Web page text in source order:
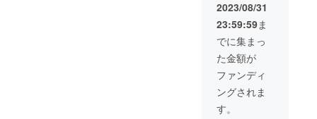
量(30
粒〜60
粒)など
・追加
の土壌
改良剤
・メー
カー：
武田農
を行
程等の
調整を
行いま
す。 ・
宮崎県
串間市
までの
品に表
記され
ます。
い、(土
地柄・
気候等
の関係
で作れ
ない野
菜もあ
りま
す。）
2023/08/31
23:59:59ま
でに集まっ
た金額が
ファンディ
ングされま
す。